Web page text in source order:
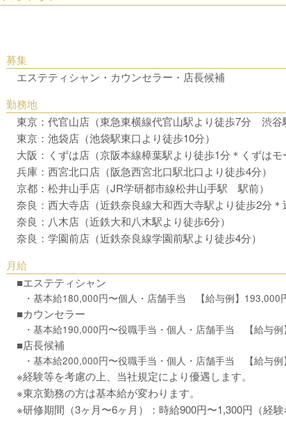
募集
エステティシャン・カウンセラー・店長候補
勤務地
東京：代官山店（東急東横線代官山駅より徒歩7分 渋谷
東京：池袋店（池袋駅東口より徒歩10分）
大阪：くずは店（京阪本線樟葉駅より徒歩1分＊くずはモ
兵庫：西宮北口店（阪急西宮北口駅北口より徒歩4分）
京都：松井山手店（JR学研都市線松井山手駅 駅前）
奈良：西大寺店（近鉄奈良線大和西大寺駅より徒歩2分＊
奈良：八木店（近鉄大和八木駅より徒歩6分）
奈良：学園前店（近鉄奈良線学園前駅より徒歩4分）
月給
■エステティシャン
・基本給180,000円〜個人・店舗手当 【給与例】193,000
■カウンセラー
・基本給190,000円〜役職手当・個人・店舗手当 【給与
■店長候補
・基本給200,000円〜役職手当・個人・店舗手当 【給与
※経験等を考慮の上、当社規定により優遇します。
※東京勤務の方は基本給が変わります。
※研修期間（3ヶ月〜6ヶ月）：時給900円〜1,300円（経験